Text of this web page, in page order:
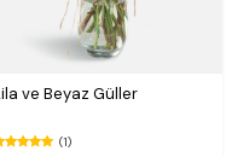
ve Beyaz Güller
(1)